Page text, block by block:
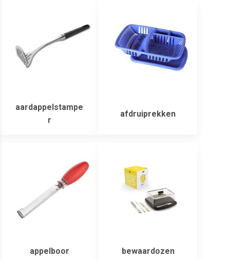
aardappelstampe
r
afdruiprekken
appelboor bewaardozen